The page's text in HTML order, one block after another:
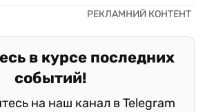
в курсе последних
событий!
на наш канал в Telegram